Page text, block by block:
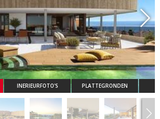
INERIEURFOTO'S PLATTEGRONDEN